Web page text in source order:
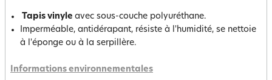
Tapis vinyle avec sous-couche polyuréthane.
Imperméable, antidérapant, résiste à l'humidité, se nettoie
à l'éponge ou à la serpillère.
Informations environnementales